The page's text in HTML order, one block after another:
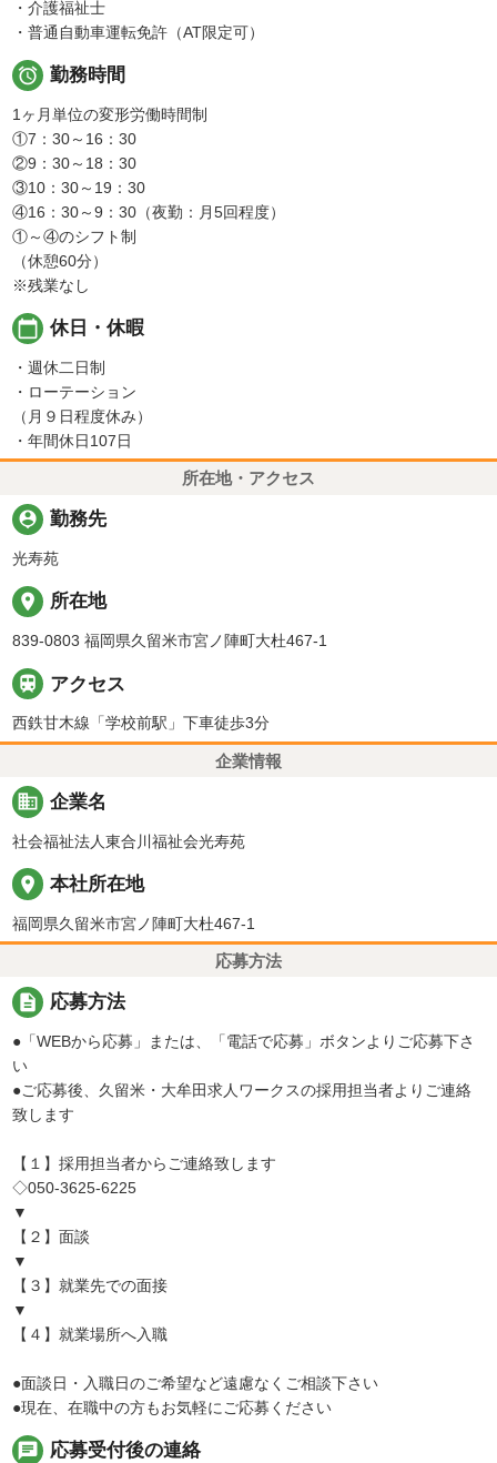
・介護福祉士
・普通自動車運転免許（AT限定可）
 勤務時間
1ヶ月単位の変形労働時間制
①7：30～16：30
②9：30～18：30
③10：30～19：30
④16：30～9：30（夜勤：月5回程度）
①～④のシフト制
（休憩60分）
※残業なし
calendar_today 休日・休暇
・週休二日制
・ローテーション
（月９日程度休み）
・年間休日107日
所在地・アクセス
person_pin 勤務先
光寿苑
place 所在地
839-0803 福岡県久留米市宮ノ陣町大杜467-1
 アクセス
西鉄甘木線「学校前駅」下車徒歩3分
企業情報
business 企業名
社会福祉法人東合川福祉会光寿苑
place 本社所在地
福岡県久留米市宮ノ陣町大杜467-1
応募方法
description 応募方法
●「WEBから応募」または、「電話で応募」ボタンよりご応募下さ
い
●ご応募後、久留米・大牟田求人ワークスの採用担当者よりご連絡
致します
【１】採用担当者からご連絡致します
◇050-3625-6225
▼
【２】面談
▼
【３】就業先での面接
▼
【４】就業場所へ入職
●面談日・入職日のご希望など遠慮なくご相談下さい
●現在、在職中の方もお気軽にご応募ください
chat 応募受付後の連絡